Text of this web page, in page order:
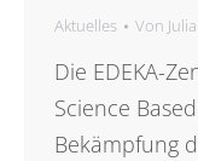
Aktuelles Von
Die EDEKA-
Science
Bekämpfung